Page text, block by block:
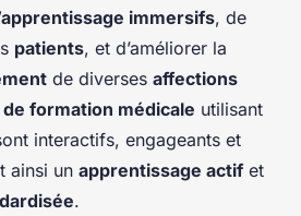
immersifs, de
patients, et d’améliorer la
de diverses affections
de formation médicale utilisant
interactifs, engageants et
ainsi un apprentissage actif et
.